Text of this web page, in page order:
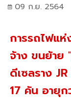
09 ก.ย. 2564
การรถไฟแห่
จ้าง ขนย้า
ดีเซลราง
17 คัน อายุก